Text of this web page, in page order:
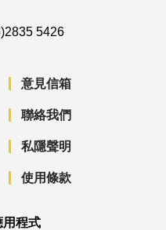
5426
意見信箱
聯絡我們
私隱聲明
使用條款
用程式